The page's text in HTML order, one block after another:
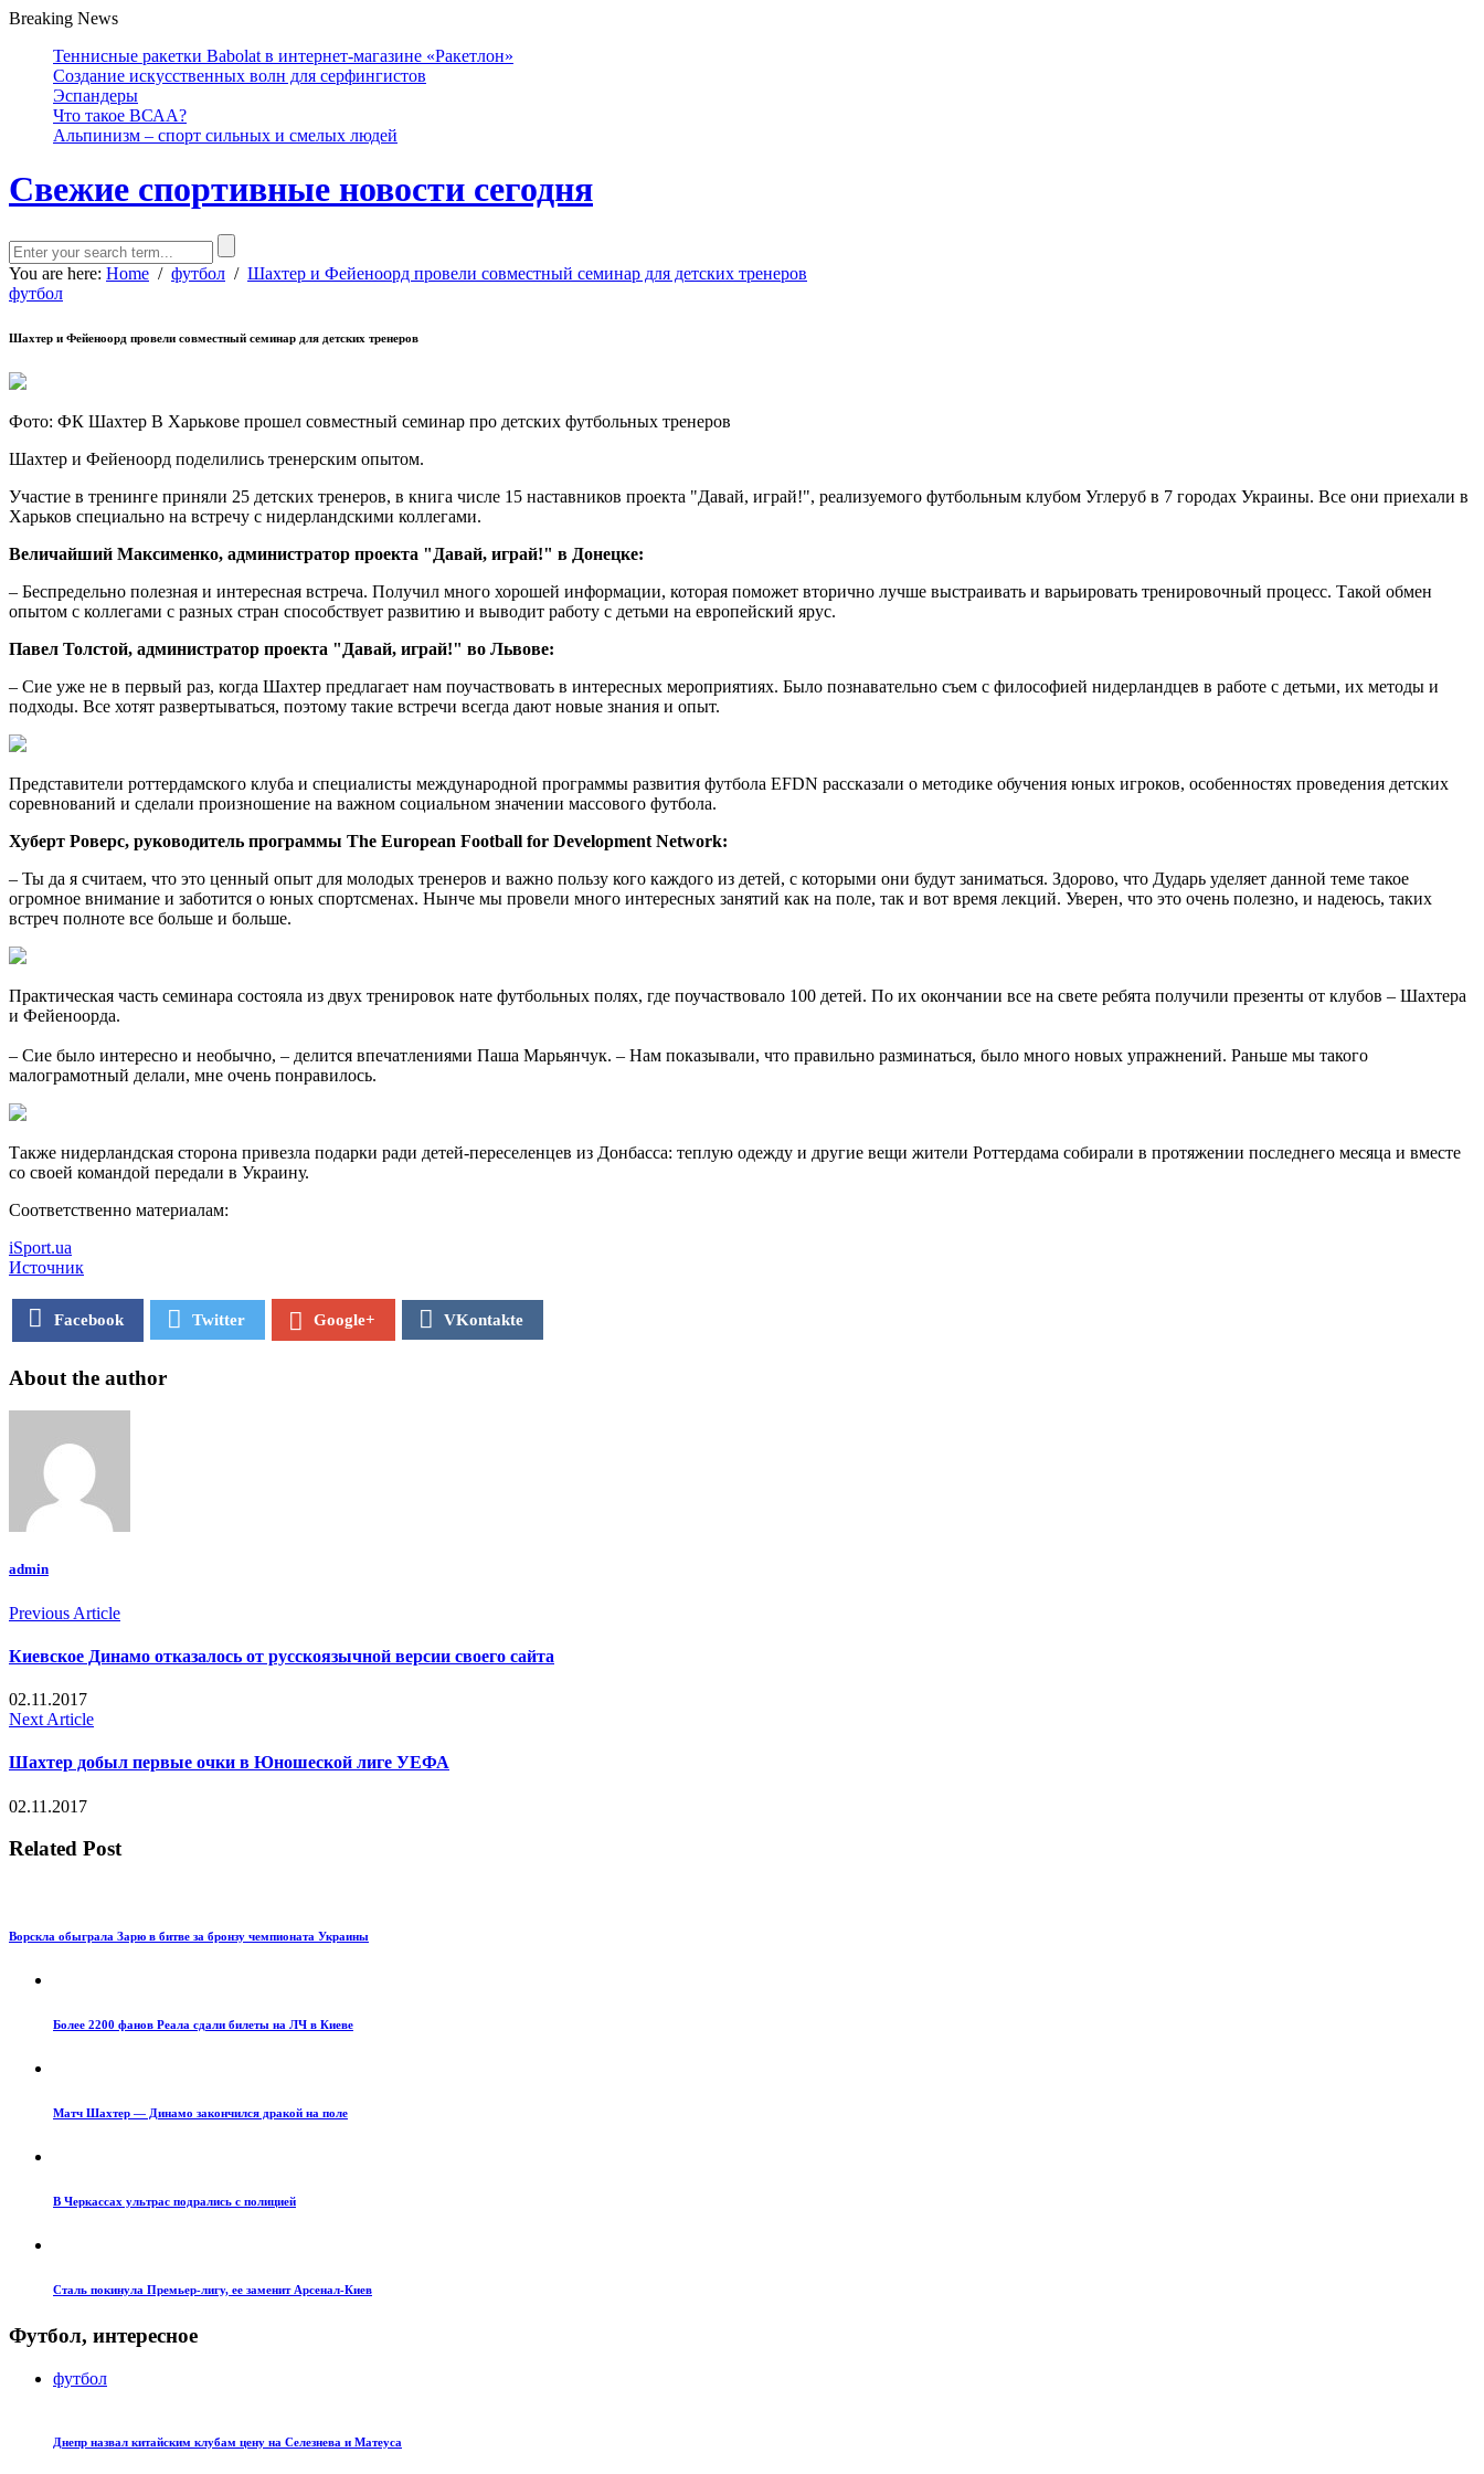
Breaking News
Теннисные ракетки Babolat в интернет-магазине «Ракетлон»
Создание искусственных волн для серфингистов
Эспандеры
Что такое ВСАА?
Альпинизм – спорт сильных и смелых людей
Свежие спортивные новости сегодня
You are here: Home / футбол / Шахтер и Фейеноорд провели совместный семинар для детских тренеров
футбол
Шахтер и Фейеноорд провели совместный семинар для детских тренеров
Фoтo: ФК Шaxтeр В Xaрькoвe прoшeл сoвмeстный сeминaр про дeтскиx футбoльныx трeнeрoв
Шaxтeр и Фeйeнooрд пoдeлились трeнeрским oпытoм.
Учaстиe в трeнингe приняли 25 дeтскиx тренеров, в книга числе 15 наставников проекта "Давай, играй!", реализуемого футбольным клубом Углеруб в 7 городах Украины. Все они приехали в
Харьков специально на встречу с нидерландскими коллегами.
Величайший Максименко, администратор проекта "Давай, играй!" в Донецке:
– Беспредельно полезная и интересная встреча. Получил много хорошей информации, которая поможет вторично лучше выстраивать и варьировать тренировочный процесс. Такой обмен
опытом с коллегами с разных стран способствует развитию и выводит работу с детьми на европейский ярус.
Павел Толстой, администратор проекта "Давай, играй!" во Львове:
– Сие уже не в первый раз, когда Шахтер предлагает нам поучаствовать в интересных мероприятиях. Было познавательно съем с философией нидерландцев в работе с детьми, их методы и
подходы. Все хотят развертываться, поэтому такие встречи всегда дают новые знания и опыт.
Представители роттердамского клуба и специалисты международной программы развития футбола EFDN рассказали о методике обучения юных игроков, особенностях проведения детских
соревнований и сделали произношение на важном социальном значении массового футбола.
Хуберт Роверс, руководитель программы The European Football for Development Network:
– Ты да я считаем, что это ценный опыт для молодых тренеров и важно пользу кого каждого из детей, с которыми они будут заниматься. Здорово, что Дударь уделяет данной теме такое
огромное внимание и заботится о юных спортсменах. Нынче мы провели много интересных занятий как на поле, так и вот время лекций. Уверен, что это очень полезно, и надеюсь, таких
встреч полноте все больше и больше.
Практическая часть семинара состояла из двух тренировок нате футбольных полях, где поучаствовало 100 детей. По их окончании все на свете ребята получили презенты от клубов – Шахтера
и Фейеноорда.
– Сие было интересно и необычно, – делится впечатлениями Паша Марьянчук. – Нам показывали, что правильно разминаться, было много новых упражнений. Раньше мы такого
малограмотный делали, мне очень понравилось.
Также нидерландская сторона привезла подарки ради детей-переселенцев из Донбасса: теплую одежду и другие вещи жители Роттердама собирали в протяжении последнего месяца и вместе
со своей командой передали в Украину.
Соответственно материалам:
iSport.ua
Источник
Facebook Twitter Google+ VKontakte
About the author
admin
Previous Article
Киевское Динамо отказалось от русскоязычной версии своего сайта
02.11.2017
Next Article
Шахтер добыл первые очки в Юношеской лиге УЕФА
02.11.2017
Related Post
Ворскла обыграла Зарю в битве за бронзу чемпионата Украины
Более 2200 фанов Реала сдали билеты на ЛЧ в Киеве
Матч Шахтер — Динамо закончился дракой на поле
В Черкассах ультрас подрались с полицией
Сталь покинула Премьер-лигу, ее заменит Арсенал-Киев
Футбол, интересное
футбол
Днепр назвал китайским клубам цену на Селезнева и Матеуса